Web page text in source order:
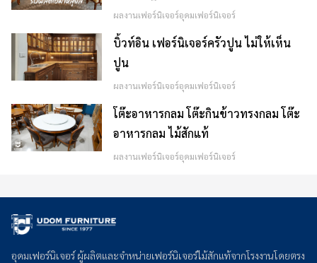
ผลงานเฟอร์นิเจอร์อุดมเฟอร์นิเจอร์
บิ้วท์อิน เฟอร์นิเจอร์ครัวปูน ไม่ให้เห็น
ปูน
ผลงานเฟอร์นิเจอร์อุดมเฟอร์นิเจอร์
โต๊ะอาหารกลม โต๊ะกินข้าวทรงกลม โต๊ะ
อาหารกลม ไม้สักแท้
ผลงานเฟอร์นิเจอร์อุดมเฟอร์นิเจอร์
อุดมเฟอร์นิเจอร์ ผู้ผลิตและจำหน่ายเฟอร์นิเจอร์ไม้สักแท้จากโรงงานโดยตรง